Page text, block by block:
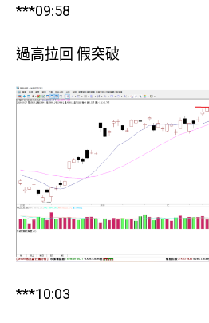
***09:58
過高拉回 假突破
***10:03